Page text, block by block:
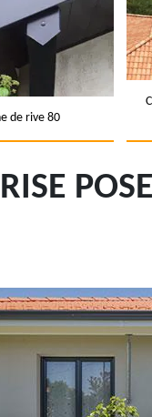
de rive 80